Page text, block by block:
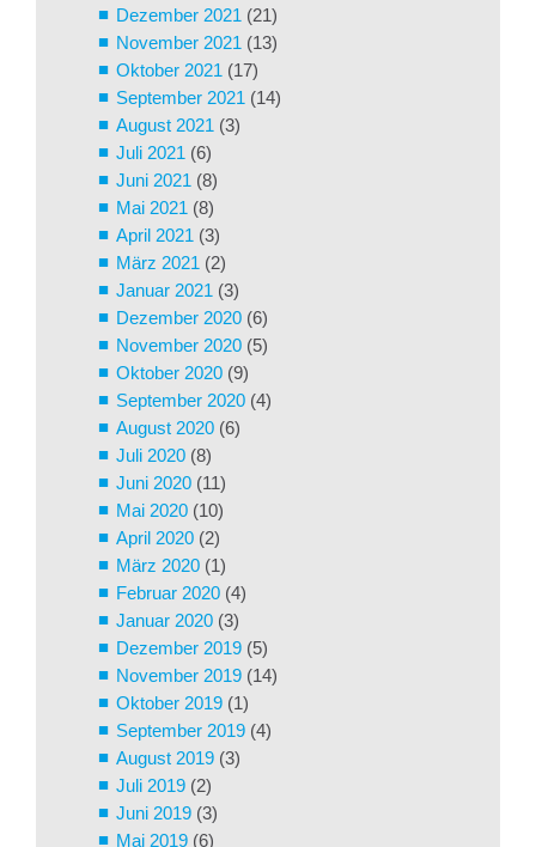
Dezember 2021 (21)
November 2021 (13)
Oktober 2021 (17)
September 2021 (14)
August 2021 (3)
Juli 2021 (6)
Juni 2021 (8)
Mai 2021 (8)
April 2021 (3)
März 2021 (2)
Januar 2021 (3)
Dezember 2020 (6)
November 2020 (5)
Oktober 2020 (9)
September 2020 (4)
August 2020 (6)
Juli 2020 (8)
Juni 2020 (11)
Mai 2020 (10)
April 2020 (2)
März 2020 (1)
Februar 2020 (4)
Januar 2020 (3)
Dezember 2019 (5)
November 2019 (14)
Oktober 2019 (1)
September 2019 (4)
August 2019 (3)
Juli 2019 (2)
Juni 2019 (3)
Mai 2019 (6)